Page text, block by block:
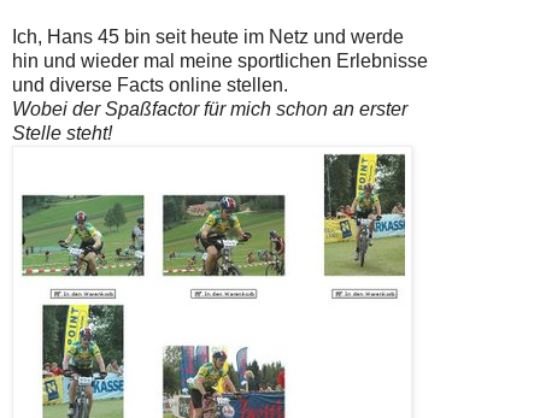
Ich, Hans 45 bin seit heute im Netz und werde
hin und wieder mal meine sportlichen Erlebnisse
und diverse Facts online stellen.
Wobei der Spaßfactor für mich schon an erster
Stelle steht!